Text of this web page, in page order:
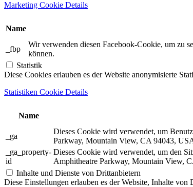
Marketing Cookie Details
Name
_fbp
Wir verwenden diesen Facebook-Cookie, um zu
können.
Statistik
Diese Cookies erlauben es der Website anonymisierte
Statistiken Cookie Details
Name
_ga
Dieses Cookie wird verwendet, um
Parkway, Mountain View, CA 94043,
_ga_property-
id
Dieses Cookie wird verwendet, um den
Amphitheatre Parkway, Mountain View,
Inhalte und Dienste von Drittanbietern
Diese Einstellungen erlauben es der Website, Inhalte